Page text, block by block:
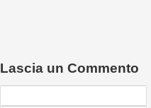
Lascia un Commento